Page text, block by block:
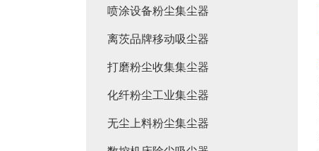
喷涂设备粉尘集尘器
离茨品牌移动吸尘器
打磨粉尘收集集尘器
化纤粉尘工业集尘器
无尘上料粉尘集尘器